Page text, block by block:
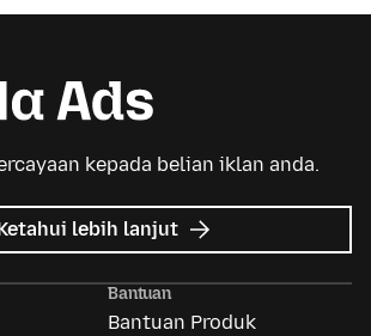
kepada belian iklan anda.
lebih lanjut tentang
Iklan
Bantuan
Bantuan Produk